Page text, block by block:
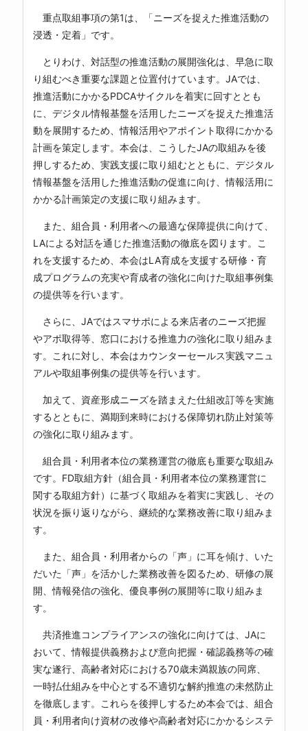
重点取組事項の第1は、「ニーズを捉えた推進活動の
浸透・定着」です。
とりわけ、対話型の推進活動の展開強化は、早急に取
り組むべき重要な課題と位置付けています。JAでは、
推進活動にかかるPDCAサイクルを着実に回すととも
に、デジタル情報基盤を活用したニーズを捉えた推進活
動を展開するため、情報活用やアポイント取得にかかる
計画を策定します。本会は、こうしたJAの取組みを後
押しするため、実践支援に取り組むとともに、デジタル
情報基盤を活用した推進活動の促進に向け、情報活用に
かかる計画策定の支援に取り組みます。
また、組合員・利用者への最適な保障提供に向けて、
LAによる対話を通じた推進活動の徹底を図ります。こ
れを支援するため、本会はLA育成を支援する研修・育
成プログラムの充実や育成者の強化に向けた取組事例集
の提供等を行います。
さらに、JAではスマサポによる来店者のニーズ把握
やアポ取得等、窓口における推進力の強化に取り組みま
す。これに対し、本会はカウンターセールス実践マニュ
アルや取組事例集の提供等を行います。
加えて、資産形成ニーズを踏まえた仕組改訂等を実施
するとともに、満期到来時における保障切れ防止対策等
の強化に取り組みます。
組合員・利用者本位の業務運営の徹底も重要な取組み
です。FD取組方針（組合員・利用者本位の業務運営に
関する取組方針）に基づく取組みを着実に実践し、その
状況を振り返りながら、継続的な業務改善に取り組みま
す。
また、組合員・利用者からの「声」に耳を傾け、いた
だいた「声」を活かした業務改善を図るため、研修の展
開、情報発信の強化、優良事例の展開等に取り組みま
す。
共済推進コンプライアンスの強化に向けては、JAに
おいて、情報提供義務および意向把握・確認義務等の確
実な遂行、高齢者対応における70歳未満親族の同席、
一時払仕組みを中心とする不適切な解約推進の未然防止
を徹底します。これらを後押しするため本会では、組合
員・利用者向け資材の改修や高齢者対応にかかるシステ